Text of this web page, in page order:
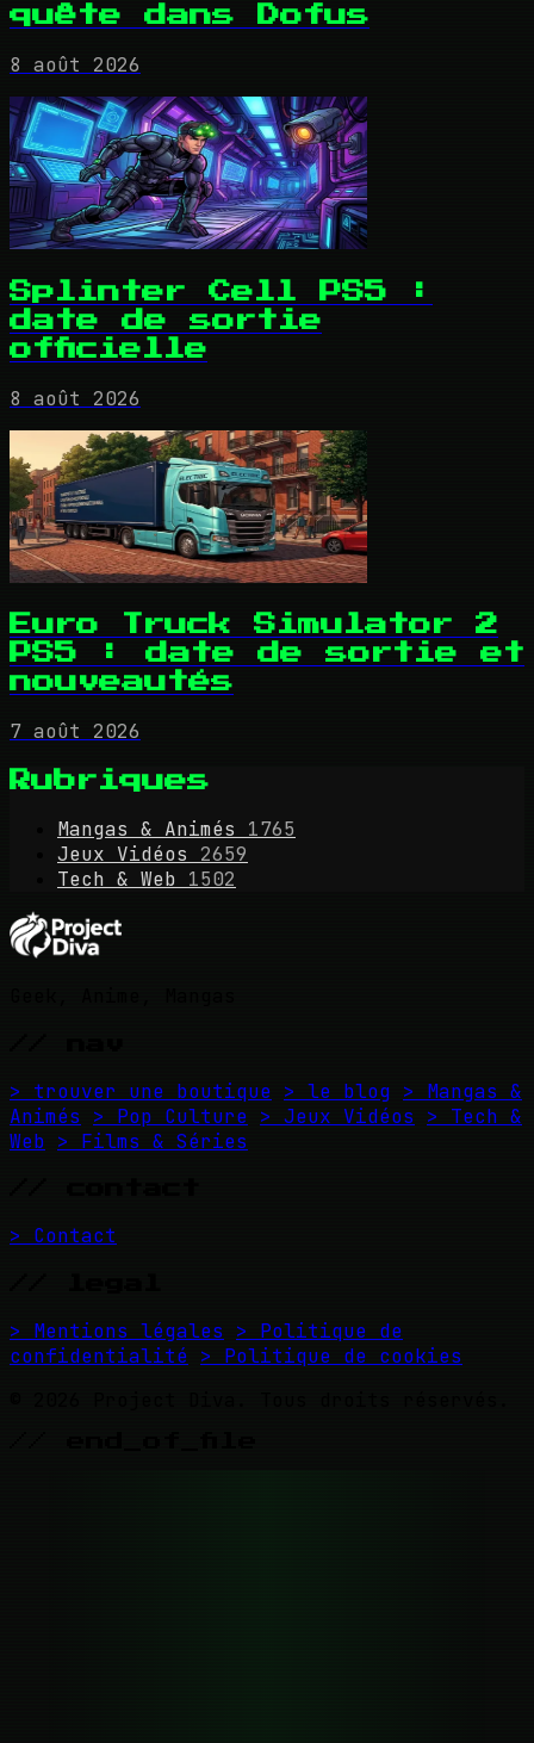
quête dans Dofus
8 août 2026
Splinter Cell PS5 :
date de sortie
officielle
8 août 2026
Euro Truck Simulator 2
PS5 : date de sortie et
nouveautés
7 août 2026
Rubriques
Mangas & Animés
1765
Jeux Vidéos
2659
Tech & Web 1502
> trouver une boutique > le blog > Mangas &
Animés
> Pop Culture > Jeux Vidéos
> Tech &
Web > Films & Séries
> Contact
> Mentions légales
> Politique de
confidentialité > Politique de cookies